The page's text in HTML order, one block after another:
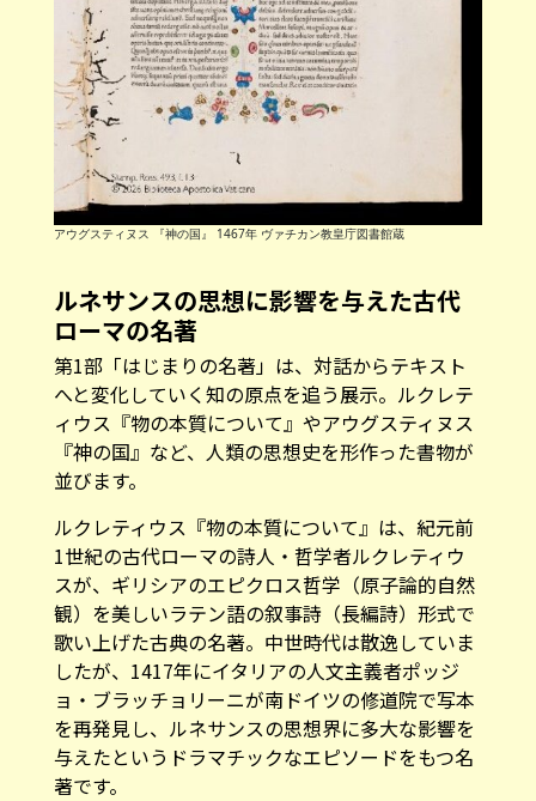
アウグスティヌス 『神の国』 1467年 ヴァチカン教皇庁図書館蔵
ルネサンスの思想に影響を与えた古代
ローマの名著
第1部「はじまりの名著」は、対話からテキスト
へと変化していく知の原点を追う展示。ルクレテ
ィウス『物の本質について』やアウグスティヌス
『神の国』など、人類の思想史を形作った書物が
並びます。
ルクレティウス『物の本質について』は、紀元前
1世紀の古代ローマの詩人・哲学者ルクレティウ
スが、ギリシアのエピクロス哲学（原子論的自然
観）を美しいラテン語の叙事詩（長編詩）形式で
歌い上げた古典の名著。中世時代は散逸していま
したが、1417年にイタリアの人文主義者ポッジ
ョ・ブラッチョリーニが南ドイツの修道院で写本
を再発見し、ルネサンスの思想界に多大な影響を
与えたというドラマチックなエピソードをもつ名
著です。